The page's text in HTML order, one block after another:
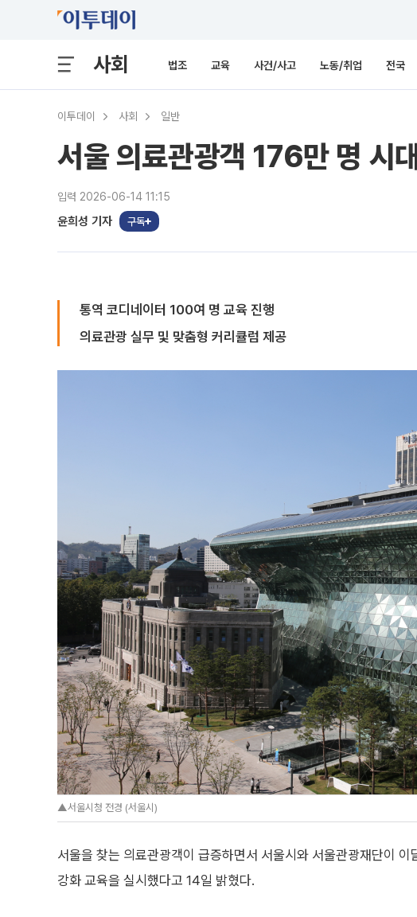
사회 법조 교육 사건/사고 노동/취업 전국
이투데이 사회 일반
서울 의료관광객 176만 명 시
입력 2026-06-14 11:15
윤희성 기자 구독
통역 코디네이터 100여 명 교육 진행
의료관광 실무 및 맞춤형 커리큘럼 제공
▲서울시청 전경 (서울시)
서울을 찾는 의료관광객이 급증하면서 서울시와 서울관광재단이
강화 교육을 실시했다고 14일 밝혔다.